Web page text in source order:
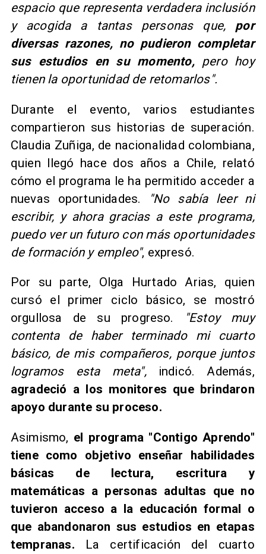
espacio que representa verdadera inclusión
y acogida a tantas personas que, por
diversas razones, no pudieron completar
sus estudios en su momento, pero hoy
tienen la oportunidad de retomarlos".
Durante el evento, varios estudiantes
compartieron sus historias de superación.
Claudia Zuñiga, de nacionalidad colombiana,
quien llegó hace dos años a Chile, relató
cómo el programa le ha permitido acceder a
nuevas oportunidades.
"No sabía leer ni
escribir, y ahora gracias a este programa,
puedo ver un futuro con más oportunidades
de formación y empleo", expresó.
Por su parte, Olga Hurtado Arias, quien
cursó el primer ciclo básico, se mostró
orgullosa de su progreso.
"Estoy muy
contenta de haber terminado mi cuarto
básico, de mis compañeros, porque juntos
logramos esta meta",indicó. Además,
agradeció a los monitores que brindaron
apoyo durante su proceso.
Asimismo, el programa "Contigo Aprendo"
tiene como objetivo enseñar habilidades
básicas de lectura, escritura y
matemáticas a personas adultas que no
tuvieron acceso a la educación formal o
que abandonaron sus estudios en etapas
tempranas. La certificación del cuarto